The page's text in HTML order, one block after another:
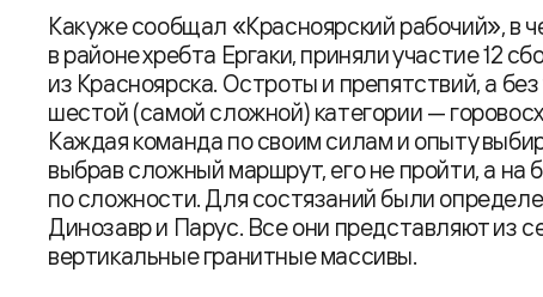
Как уже сообщал «Красноярский рабочий», в
в районе хребта Ергаки, приняли участие 12
из Красноярска. Остроты и препятствий, а
шестой (самой сложной) категории —
Каждая команда по своим силам и опыту
выбрав сложный маршрут, его не пройти, а на
по сложности. Для состязаний были
Динозавр и Парус. Все они представляют из
вертикальные гранитные массивы.